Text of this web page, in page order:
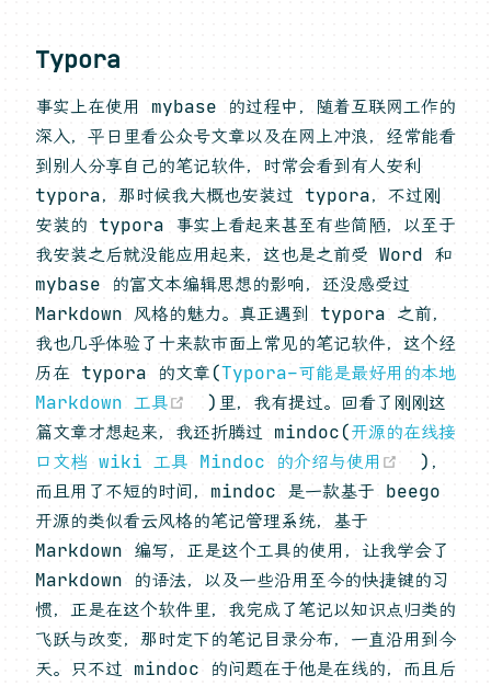
Typora
事实上在使用 mybase 的过程中，随着互联网工作的
深入，平日里看公众号文章以及在网上冲浪，经常能看
到别人分享自己的笔记软件，时常会看到有人安利
typora，那时候我大概也安装过 typora，不过刚
安装的 typora 事实上看起来甚至有些简陋，以至于
我安装之后就没能应用起来，这也是之前受 Word 和
mybase 的富文本编辑思想的影响，还没感受过
Markdown 风格的魅力。真正遇到 typora 之前，
我也几乎体验了十来款市面上常见的笔记软件，这个经
历在 typora 的文章(Typora–可能是最好用的本地
Markdown 工具
(opens new window)
)里，我有提过。回看了刚刚这
篇文章才想起来，我还折腾过 mindoc(开源的在线接
口文档 wiki 工具 Mindoc 的介绍与使用
)，
而且用了不短的时间，mindoc 是一款基于 beego
开源的类似看云风格的笔记管理系统，基于
Markdown 编写，正是这个工具的使用，让我学会了
Markdown 的语法，以及一些沿用至今的快捷键的习
惯，正是在这个软件里，我完成了笔记以知识点归类的
飞跃与改变，那时定下的笔记目录分布，一直沿用到今
天。只不过 mindoc 的问题在于他是在线的，而且后